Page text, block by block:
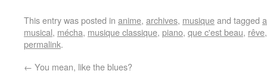
This entry was posted in anime, archives, musiqueand tagged
musical, mécha, musique classique, piano, que c'est beau, rêve
permalink.
← You mean, like the blues?